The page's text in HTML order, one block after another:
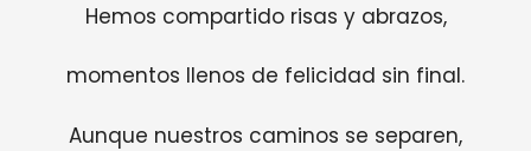
Hemos compartido risas y abrazos,
momentos llenos de felicidad sin final.
Aunque nuestros caminos se separen,